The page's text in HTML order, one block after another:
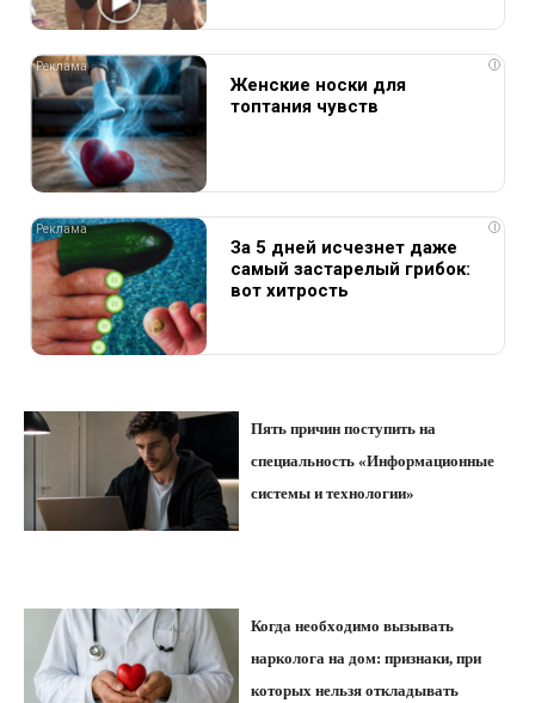
i
Женские носки для
топтания чувств
i
За 5 дней исчезнет даже
самый застарелый грибок:
вот хитрость
Пять причин поступить на
специальность «Информационные
системы и технологии»
Когда необходимо вызывать
нарколога на дом: признаки, при
которых нельзя откладывать